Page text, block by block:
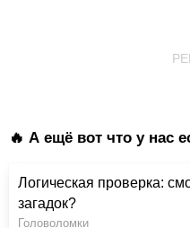
🔥 А ещё вот что у нас
Логическая проверка:
загадок?
Головоломки